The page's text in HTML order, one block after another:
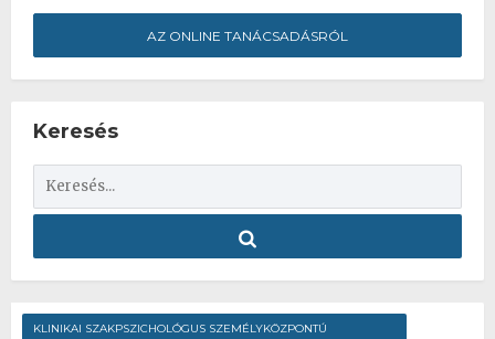
AZ ONLINE TANÁCSADÁSRÓL
Keresés
KLINIKAI SZAKPSZICHOLÓGUS SZEMÉLYKÖZPONTÚ